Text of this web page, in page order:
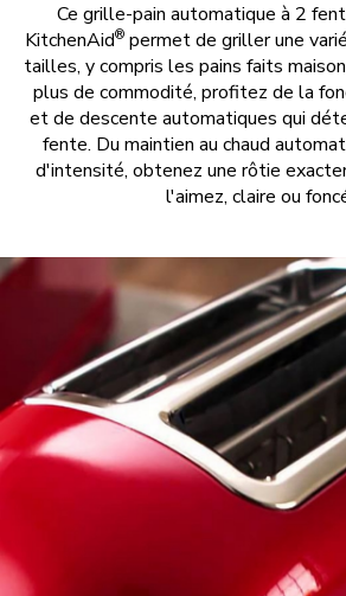
Ce grille-pain automatique à 2
KitchenAid® permet de griller une
tailles, y compris les pains faits
plus de commodité, profitez de la
et de descente automatiques qui
fente. Du maintien au chaud
d'intensité, obtenez une rôtie
l'aimez, claire ou